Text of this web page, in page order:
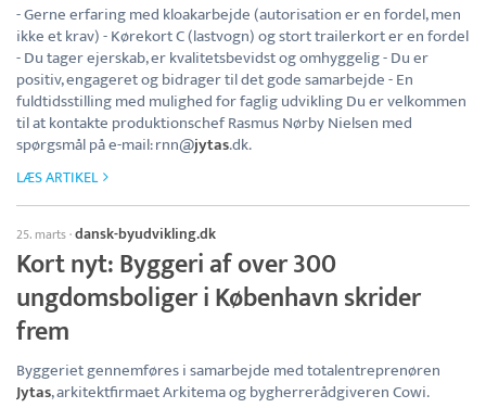
- Gerne erfaring med kloakarbejde (autorisation er en fordel, men
ikke et krav) - Kørekort C (lastvogn) og stort trailerkort er en fordel
- Du tager ejerskab, er kvalitetsbevidst og omhyggelig - Du er
positiv, engageret og bidrager til det gode samarbejde - En
fuldtidsstilling med mulighed for faglig udvikling Du er velkommen
til at kontakte produktionschef Rasmus Nørby Nielsen med
spørgsmål på e-mail: rnn@jytas.dk.
LÆS ARTIKEL
25. marts·dansk-byudvikling.dk
Kort nyt: Byggeri af over 300
ungdomsboliger i København skrider
frem
Byggeriet gennemføres i samarbejde med totalentreprenøren
Jytas, arkitektfirmaet Arkitema og bygherrerådgiveren Cowi.